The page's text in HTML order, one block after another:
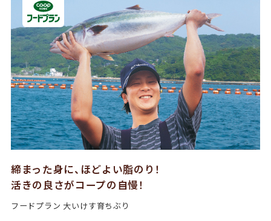
締まった身に、ほどよい脂のり！
活きの良さがコープの自慢！
フードプラン 大いけす育ちぶり